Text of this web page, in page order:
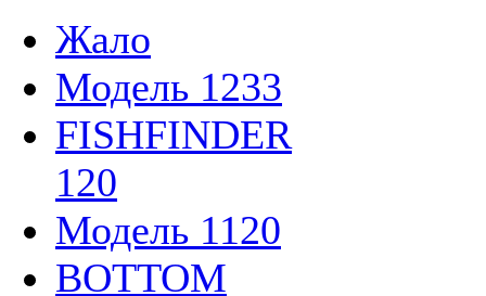
Жало
Модель 1233
FISHFINDER
120
Модель 1120
BOTTOM